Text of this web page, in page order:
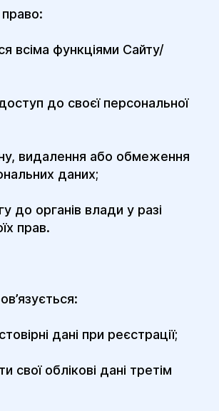
право:
всіма функціями Сайту/
до своєї персональної
видалення або обмеження
даних;
до органів влади у разі
прав.
дані при реєстрації;
свої облікові дані третім